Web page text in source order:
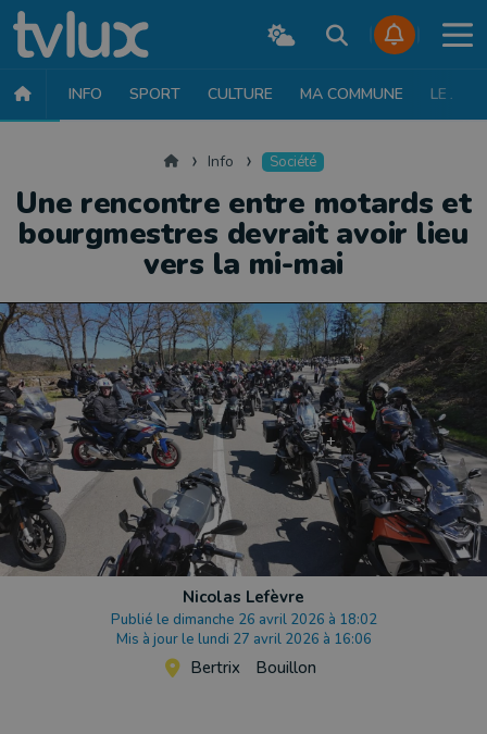
INFO SPORT CULTURE MA COMMUNE LE JT
AccueilInfo Société
Une rencontre entre motards et
bourgmestres devrait avoir lieu
vers la mi-mai
Nicolas Lefèvre
Publié le dimanche 26 avril 2026 à 18:02
Mis à jour le lundi 27 avril 2026 à 16:06
Bertrix Bouillon